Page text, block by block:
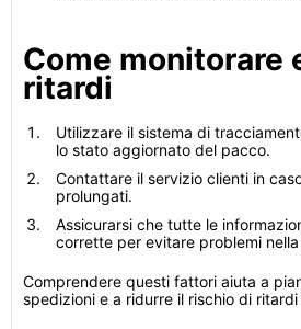
Come monitorare
ritardi
Utilizzare il sistema di
lo stato aggiornato del pacco.
Contattare il servizio clienti in
prolungati.
Assicurarsi che tutte le
corrette per evitare problemi
Comprendere questi fattori aiuta a
spedizioni e a ridurre il rischio di